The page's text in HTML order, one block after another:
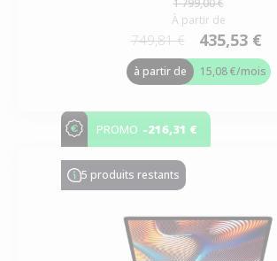
1 799,00 €
À partir de
749,81 € 435,53 €
à partir de 15,08 €/mois
PROMO -216,31 €
5 produits restants